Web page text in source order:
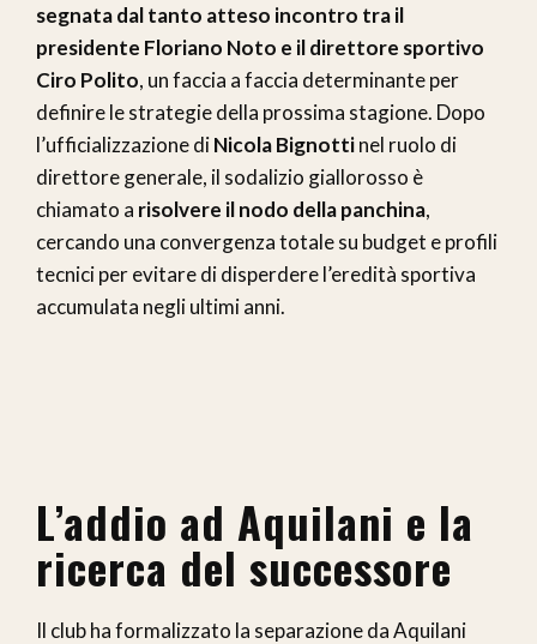
segnata dal tanto atteso incontro tra il
presidente Floriano Noto e il direttore sportivo
Ciro Polito, un faccia a faccia determinante per
definire le strategie della prossima stagione. Dopo
l’ufficializzazione diNicola Bignottinel ruolo di
direttore generale, il sodalizio giallorosso è
chiamato a risolvere il nodo della panchina,
cercando una convergenza totale su budget e profili
tecnici per evitare di disperdere l’eredità sportiva
accumulata negli ultimi anni.
L’addio ad Aquilani e la
ricerca del successore
Il club ha formalizzato la separazione da Aquilani